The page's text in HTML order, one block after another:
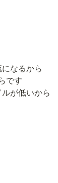
なるから
です
が低いから